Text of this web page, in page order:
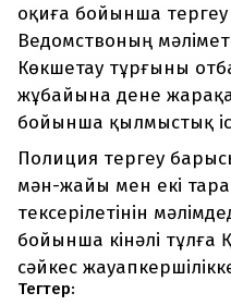
оқиға бойынша
Ведомствоның
Көкшетау тұрғыны
жұбайына дене
бойынша қылмыстық іс
Полиция тергеу
мән-жайы мен екі
тексерілетінін
бойынша кінәлі тұлға
сәйкес
Тегтер: